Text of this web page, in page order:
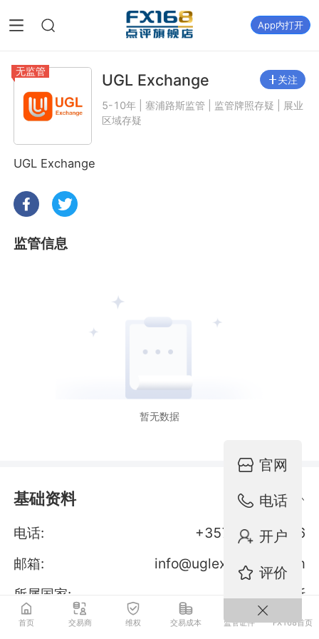
App内打开
无监管 UGL Exchange 关注
5-10年 | 塞浦路斯监管 | 监管牌照存疑 | 展业
区域存疑
UGL Exchange
监管信息
暂无数据
基础资料
电话:
+357 2538 9206
邮箱:
info@uglexchange.com
所属国家:
塞浦路斯
成立时间:
2017年
官网
电话
开户
评价
首页 交易商 维权 交易成本 监管证件 FX168首页